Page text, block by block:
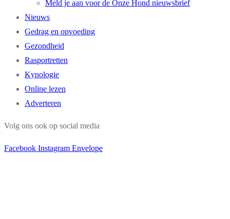
Meld je aan voor de Onze Hond nieuwsbrief
Nieuws
Gedrag en opvoeding
Gezondheid
Rasportretten
Kynologie
Online lezen
Adverteren
Volg ons ook op social media
Facebook Instagram Envelope